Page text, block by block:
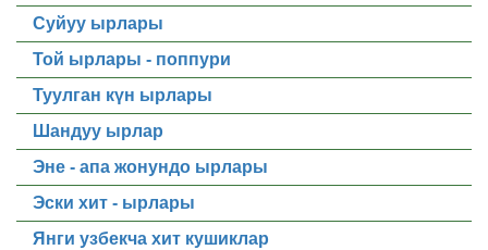
Суйуу ырлары
Той ырлары - поппури
Туулган күн ырлары
Шандуу ырлар
Эне - апа жонундо ырлары
Эски хит - ырлары
Янги узбекча хит кушиклар